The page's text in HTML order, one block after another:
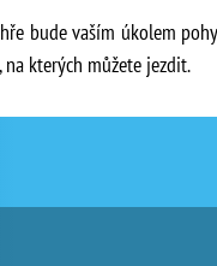
bude vaším úkolem
kterých můžete jezdit.